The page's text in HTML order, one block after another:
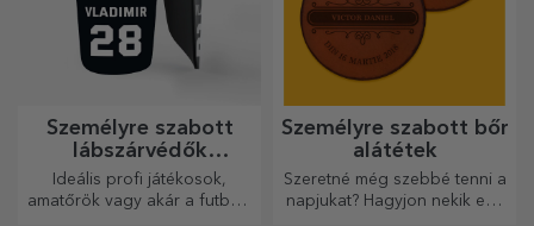
Személyre szabott
lábszárvédők
futballhoz
Ideális profi játékosok,
amatőrök vagy akár a futballt
Személyre szabott bőr
alátétek
Szeretné még szebbé tenni a
napjukat? Hagyjon nekik egy